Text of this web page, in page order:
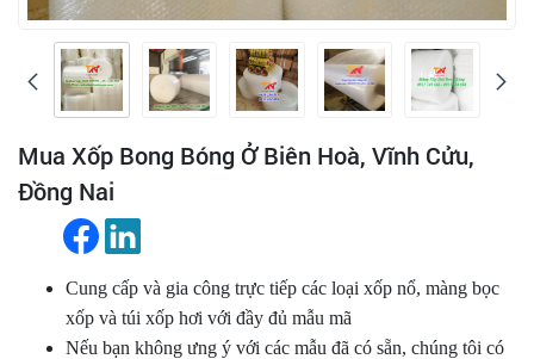
Mua Xốp Bong Bóng Ở Biên Hoà, Vĩnh Cửu,
Đồng Nai
Cung cấp và gia công trực tiếp các loại xốp nổ, màng bọc
xốp và túi xốp hơi với đầy đủ mẫu mã
Nếu bạn không ưng ý với các mẫu đã có sẵn, chúng tôi có